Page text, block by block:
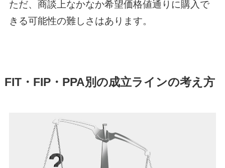
ただ、商談上なかなか希望価格値通りに購入で
きる可能性の難しさはあります。
FIT・FIP・PPA別の成立ラインの考え方